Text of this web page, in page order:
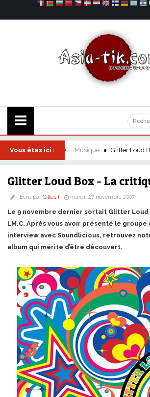
Vous êtes ici : Musique Glitter Loud
Glitter Loud Box - La
Écrit par Gilles.l mardi, 27 novembre 2007
Le 9 novembre dernier sortait Glitter Loud
LM.C. Après vous avoir présenté le
interview avec Soundlicious, retrouvez
album qui mérite d’être découvert.